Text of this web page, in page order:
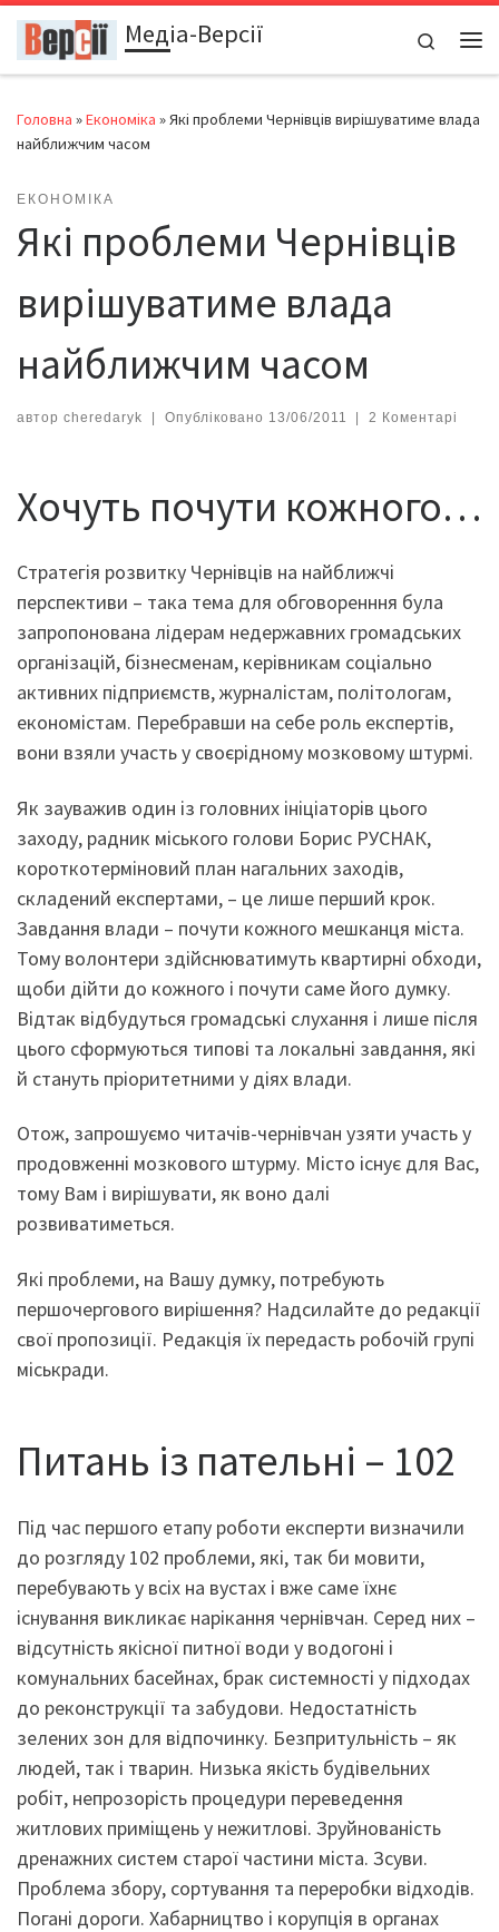
Перейти до вмістуМедіа-Версії
Search
Головна »Економіка »Які проблеми Чернівців вирішуватиме влада
найближчим часом
ЕКОНОМІКА
Які проблеми Чернівців
вирішуватиме влада
найближчим часом
автор cheredaryk | Опубліковано 13/06/2011 | 2 Коментарі
Хочуть почути кожного…
Стратегія розвитку Чернівців на найближчі
перспективи – така тема для обговоренння була
запропонована лідерам недержавних громадських
організацій, бізнесменам, керівникам соціально
активних підприємств, журналістам, політологам,
економістам. Перебравши на себе роль експертів,
вони взяли участь у своєрідному мозковому штурмі.
Як зауважив один із головних ініціаторів цього
заходу, радник міського голови Борис РУСНАК,
короткотерміновий план нагальних заходів,
складений експертами, – це лише перший крок.
Завдання влади – почути кожного мешканця міста.
Тому волонтери здійснюватимуть квартирні обходи,
щоби дійти до кожного і почути саме його думку.
Відтак відбудуться громадські слухання і лише після
цього сформуються типові та локальні завдання, які
й стануть пріоритетними у діях влади.
Отож, запрошуємо читачів-чернівчан узяти участь у
продовженні мозкового штурму. Місто існує для Вас,
тому Вам і вирішувати, як воно далі
розвиватиметься.
Які проблеми, на Вашу думку, потребують
першочергового вирішення? Надсилайте до редакції
свої пропозиції. Редакція їх передасть робочій групі
міськради.
Питань із пательні – 102
Під час першого етапу роботи експерти визначили
до розгляду 102 проблеми, які, так би мовити,
перебувають у всіх на вустах і вже саме їхнє
існування викликає нарікання чернівчан. Серед них –
відсутність якісної питної води у водогоні і
комунальних басейнах, брак системності у підходах
до реконструкції та забудови. Недостатність
зелених зон для відпочинку. Безпритульність – як
людей, так і тварин. Низька якість будівельних
робіт, непрозорість процедури переведення
житлових приміщень у нежитлові. Зруйнованість
дренажних систем старої частини міста. Зсуви.
Проблема збору, сортування та переробки відходів.
Погані дороги. Хабарництво і корупція в органах